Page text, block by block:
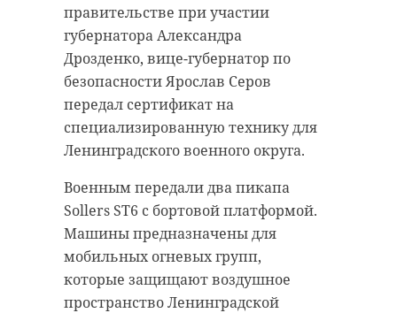
правительстве при участии
губернатора Александра
Дрозденко, вице-губернатор по
безопасности Ярослав Серов
передал сертификат на
специализированную технику для
Ленинградского военного округа.
Военным передали два пикапа
Sollers ST6 с бортовой платформой.
Машины предназначены для
мобильных огневых групп,
которые защищают воздушное
пространство Ленинградской